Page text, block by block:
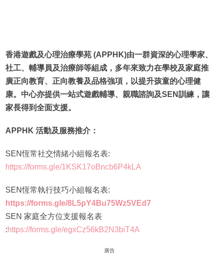
香港遊戲及心理治療學苑 (APPHK)由一群資深的心理學家、
社工、輔導員及治療師等組成，多年來致力在學校及家庭推
廣正向教育、正向教養及品格強項，以提升孩童的心理健
康。中心亦提供一站式遊戲輔導、親職諮詢及SEN訓練，讓
家長得到全面支援。
APPHK 活動及服務推介：
SEN恆常社交情緒小組報名表:
https://forms.gle/1KSK17oBncb6P4kLA
SEN恆常執行技巧小組報名表:
https://forms.gle/8L5pY4Bu75Wz5VEd7
SEN 家庭全方位支援報名表
:https://forms.gle/egxCz56kB2N3biT4A
廣告